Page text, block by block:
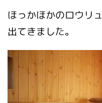
ほっかほかのロウリ
出てきました。